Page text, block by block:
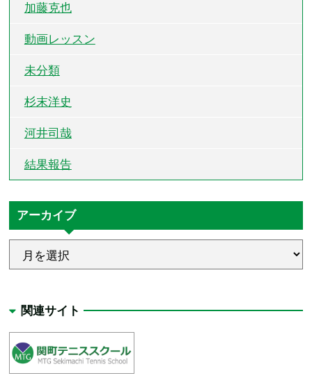
加藤克也
動画レッスン
未分類
杉末洋史
河井司哉
結果報告
アーカイブ
関連サイト